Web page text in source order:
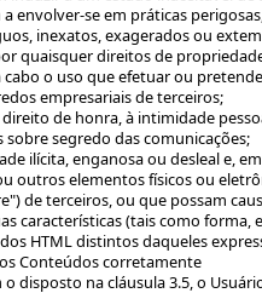
envolver-se em práticas
inexatos, exagerados ou
quaisquer direitos de
cabo o uso que efetuar ou
empresariais de terceiros;
de honra, à intimidade
segredo das comunicações;
ilícita, enganosa ou desleal e,
outros elementos físicos ou
de terceiros, ou que possam
características (tais como
HTML distintos daqueles
Conteúdos corretamente
disposto na cláusula 3.5, o